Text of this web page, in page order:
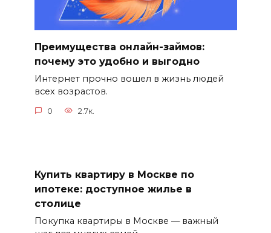
Преимущества онлайн-займов:
почему это удобно и выгодно
Интернет прочно вошел в жизнь людей
всех возрастов.
0 2.7к.
Купить квартиру в Москве по
ипотеке: доступное жилье в
столице
Покупка квартиры в Москве — важный